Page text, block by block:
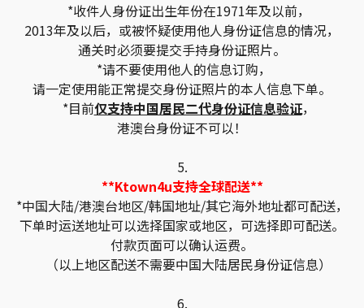
*收件人身份证出生年份在1971年及以前，
2013年及以后，或被怀疑使用他人身份证信息的情况，
通关时必须要提交手持身份证照片。
*请不要使用他人的信息订购，
请一定使用能正常提交身份证照片的本人信息下单。
*目前仅支持中国居民二代身份证信息验证，
港澳台身份证不可以！
5.
**Ktown4u支持全球配送**
*中国大陆/港澳台地区/韩国地址/其它海外地址都可配送，
下单时运送地址可以选择国家或地区，可选择即可配送。
付款页面可以确认运费。
（以上地区配送不需要中国大陆居民身份证信息）
6.